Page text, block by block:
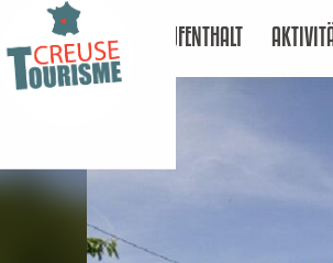
AUFENTHALT